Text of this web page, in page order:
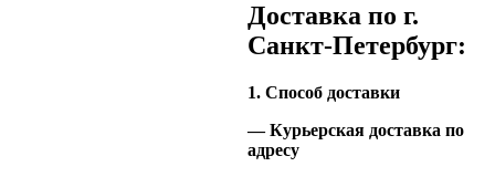
Доставка по г.
Санкт-Петербург:
1. Способ доставки
— Курьерская доставка по
адресу